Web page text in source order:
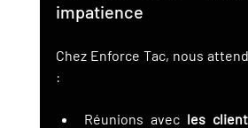
impatience
Chez Enforce Tac, nous
:
Réunions avec les